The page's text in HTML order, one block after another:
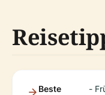
Beste
-